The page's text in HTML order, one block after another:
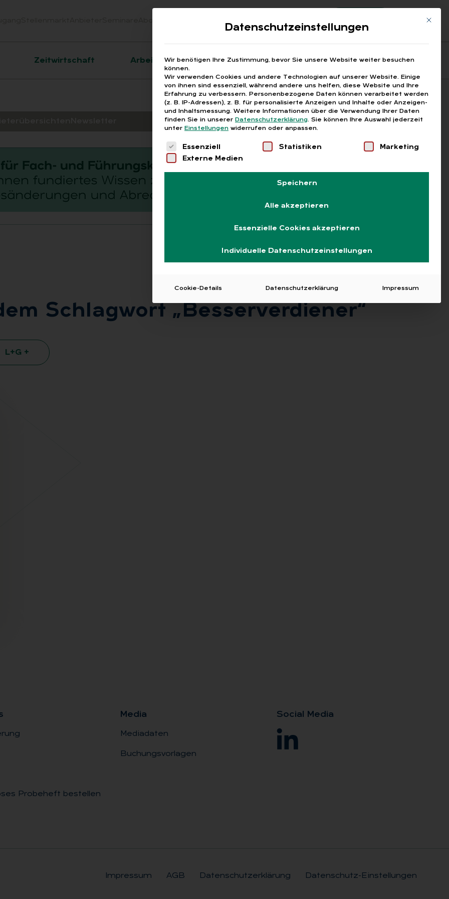
Suchen
Registrierung
Zeitwirtschaft Arbeitsrecht Fragen aus den ARGEn Printausgaben
Schlag­wort „Bes­ser­ver­die­ner“
L+G +
Probeheft bestellen
Me­dia
Mediadaten
Buchungsvorlagen
So­ci­al Me­dia
Impressum AGB Datenschutzerklärung Datenschutz-Einstellungen
Mit
Datenschutzeinstellungen
Wir benötigen Ihre Zustimmung, bevor Sie unsere Website weiter besuchen
können.
Wir verwenden Cookies und andere Technologien auf unserer Website. Einige
von ihnen sind essenziell, während andere uns helfen, diese Website und Ihre
Erfahrung zu verbessern. Personenbezogene Daten können verarbeitet werden
(z. B. IP-Adressen), z. B. für personalisierte Anzeigen und Inhalte oder Anzeigen-
und Inhaltsmessung. Weitere Informationen über die Verwendung Ihrer Daten
finden Sie in unserer Datenschutzerklärung. Sie können Ihre Auswahl jederzeit
unter Einstellungen widerrufen oder anpassen.
Es folgt eine Liste der Service-Gruppen, für die eine
Essenziell Statistiken
Marketing
Externe Medien
Speichern
Alle akzeptieren
Essenzielle Cookies akzeptieren
Individuelle Datenschutzeinstellungen
Cookie-Details Datenschutzerklärung Impressum